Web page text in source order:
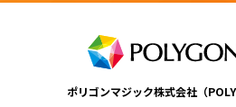
ポリゴンマジック株式会社（